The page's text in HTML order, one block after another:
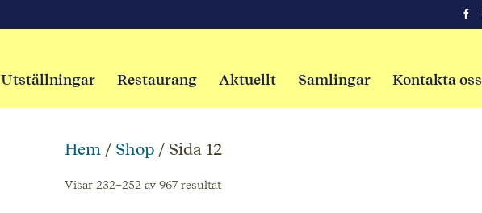
Utställningar Restaurang Aktuellt Samlingar Kontakta oss
Hem / Shop / Sida 12
Visar 232–252 av 967 resultat